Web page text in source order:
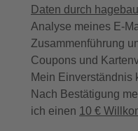
Daten durch hagebau
Analyse meines E-
Zusammenführung
Coupons und
Mein Einverständnis
Nach Bestätigung
ich einen 10 €